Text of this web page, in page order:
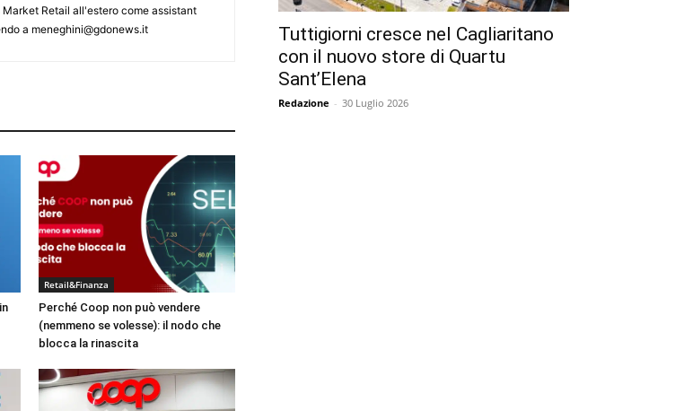
Retail all'estero come assistant
a meneghini@gdonews.it
Retail&Finanza
Perché Coop non può vendere
(nemmeno se volesse): il nodo che
blocca la rinascita
Tuttigiorni cresce nel Cagliaritano
con il nuovo store di Quartu
Sant’Elena
Redazione - 30 Luglio 2026